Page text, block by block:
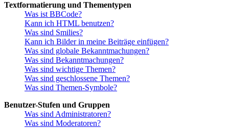
Textformatierung und Thementypen
Was ist BBCode?
Kann ich HTML benutzen?
Was sind Smilies?
Kann ich Bilder in meine Beiträge einfügen?
Was sind globale Bekanntmachungen?
Was sind Bekanntmachungen?
Was sind wichtige Themen?
Was sind geschlossene Themen?
Was sind Themen-Symbole?
Benutzer-Stufen und Gruppen
Was sind Administratoren?
Was sind Moderatoren?